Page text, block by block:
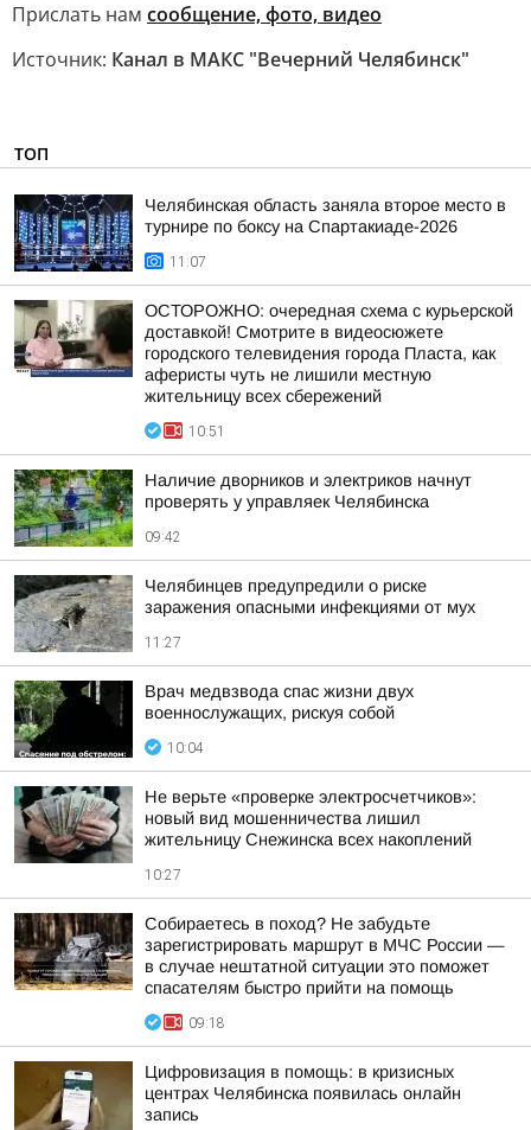
Прислать нам сообщение, фото, видео
Источник: Канал в МАКС "Вечерний Челябинск"
ТОП
Челябинская область заняла второе место в
турнире по боксу на Спартакиаде-2026
11:07
ОСТОРОЖНО: очередная схема с курьерской
доставкой! Смотрите в видеосюжете
городского телевидения города Пласта, как
аферисты чуть не лишили местную
жительницу всех сбережений
10:51
Наличие дворников и электриков начнут
проверять у управляек Челябинска
09:42
Челябинцев предупредили о риске
заражения опасными инфекциями от мух
11:27
Врач медвзвода спас жизни двух
военнослужащих, рискуя собой
10:04
Не верьте «проверке электросчетчиков»:
новый вид мошенничества лишил
жительницу Снежинска всех накоплений
10:27
Собираетесь в поход? Не забудьте
зарегистрировать маршрут в МЧС России —
в случае нештатной ситуации это поможет
спасателям быстро прийти на помощь
09:18
Цифровизация в помощь: в кризисных
центрах Челябинска появилась онлайн
запись